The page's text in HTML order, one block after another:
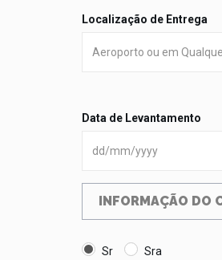
Localização de Entrega
Data de Levantamento
INFORMAÇÃO DO
Sr Sra